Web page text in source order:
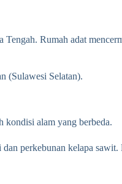
Rumah adat
(Sulawesi Selatan).
kondisi alam yang berbeda.
perkebunan kelapa sawit.